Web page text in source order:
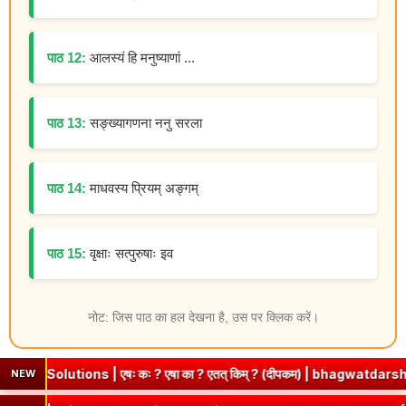
पाठ 12: आलस्यं हि मनुष्याणां ...
पाठ 13: सङ्ख्यागणना ननु सरला
पाठ 14: माधवस्य प्रियम् अङ्गम्
पाठ 15: वृक्षाः सत्पुरुषाः इव
नोट: जिस पाठ का हल देखना है, उस पर क्लिक करें।
NEWकः ? एषा का ? एतत् किम् ? (दीपकम) | bhagwatdarshan.com